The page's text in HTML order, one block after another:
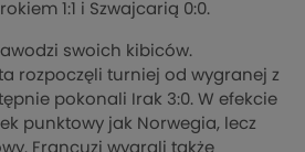
1:1 i Szwajcarią 0:0.
swoich kibiców.
rozpoczęli turniej od wygranej z
pokonali Irak 3:0. W efekcie
punktowy jak Norwegia, lecz
Francuzi wygrali także